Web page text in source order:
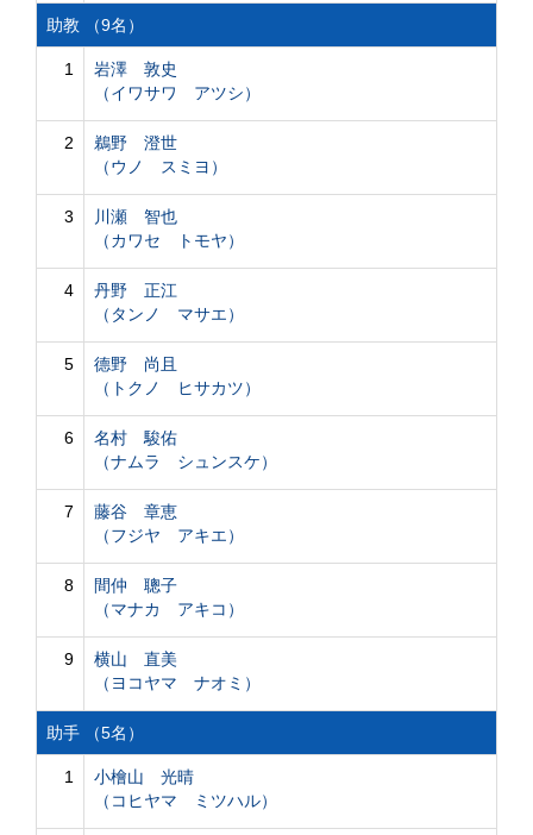
助教 （9名）
1
岩澤 敦史
（イワサワ アツシ）
2
鵜野 澄世
（ウノ スミヨ）
3
川瀬 智也
（カワセ トモヤ）
4
丹野 正江
（タンノ マサエ）
5
德野 尚且
（トクノ ヒサカツ）
6
名村 駿佑
（ナムラ シュンスケ）
7
藤谷 章恵
（フジヤ アキエ）
8
間仲 聰子
（マナカ アキコ）
9
横山 直美
（ヨコヤマ ナオミ）
助手 （5名）
1
小檜山 光晴
（コヒヤマ ミツハル）